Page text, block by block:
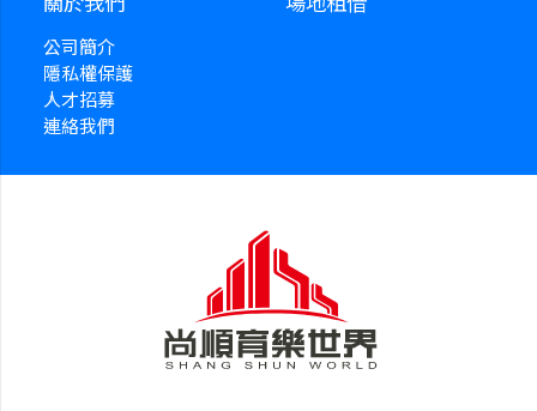
公司簡介
隱私權保護
人才招募
連絡我們